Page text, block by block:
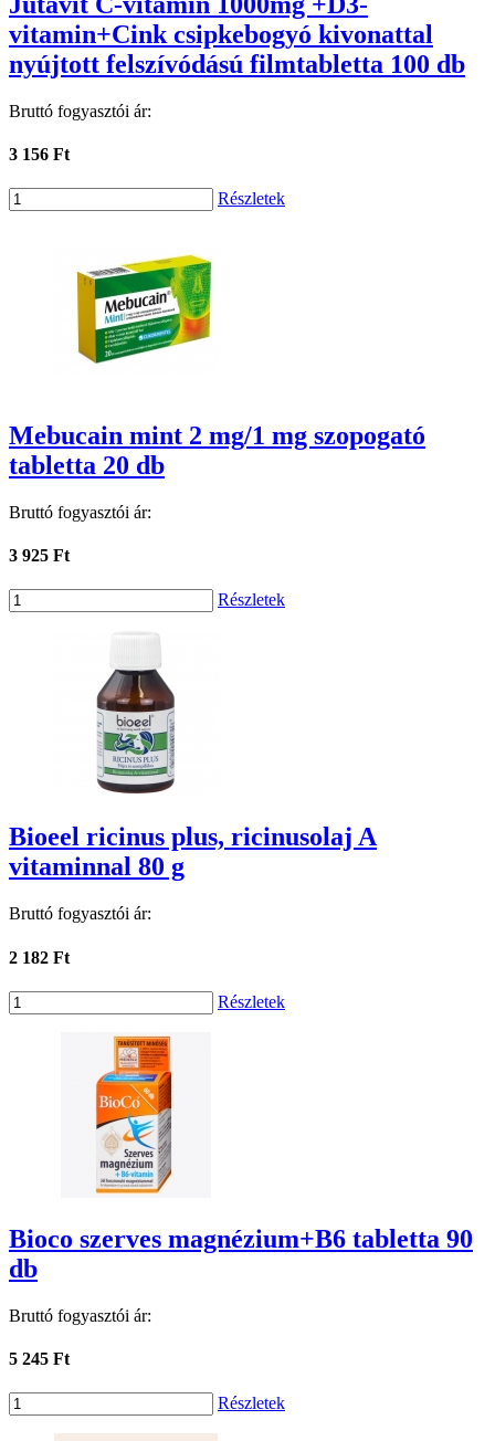
vitamin+Cink csipkebogyó kivonattal
nyújtott felszívódású filmtabletta 100 db
Bruttó fogyasztói ár:
3 156 Ft
Részletek
Mebucain mint 2 mg/1 mg szopogató
tabletta 20 db
Bruttó fogyasztói ár:
3 925 Ft
Részletek
Bioeel ricinus plus, ricinusolaj A
vitaminnal 80 g
Bruttó fogyasztói ár:
2 182 Ft
Részletek
Bioco szerves magnézium+B6 tabletta 90
db
Bruttó fogyasztói ár:
5 245 Ft
Részletek